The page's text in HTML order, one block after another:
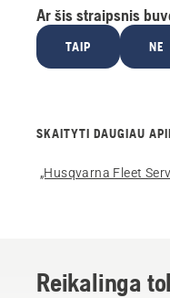
Ar šis straipsnis
TAIP NE
SKAITYTI DAUGIAU
„Husqvarna Fleet
Reikalinga